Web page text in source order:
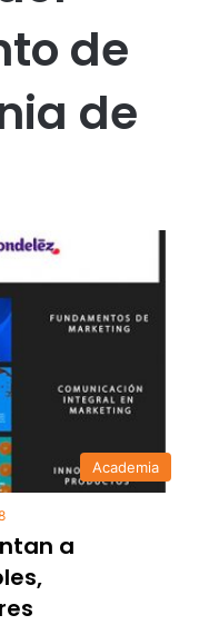
de
de
Academia
a